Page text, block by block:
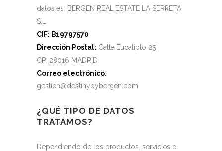
datos es: BERGEN REAL ESTATE LA SERRETA
S.L
CIF: B19797570
Dirección Postal: Calle Eucalipto 25
CP: 28016 MADRID
Correo electrónico:
gestion@destinybybergen.com
¿QUÉ TIPO DE DATOS
TRATAMOS?
Dependiendo de los productos, servicios o